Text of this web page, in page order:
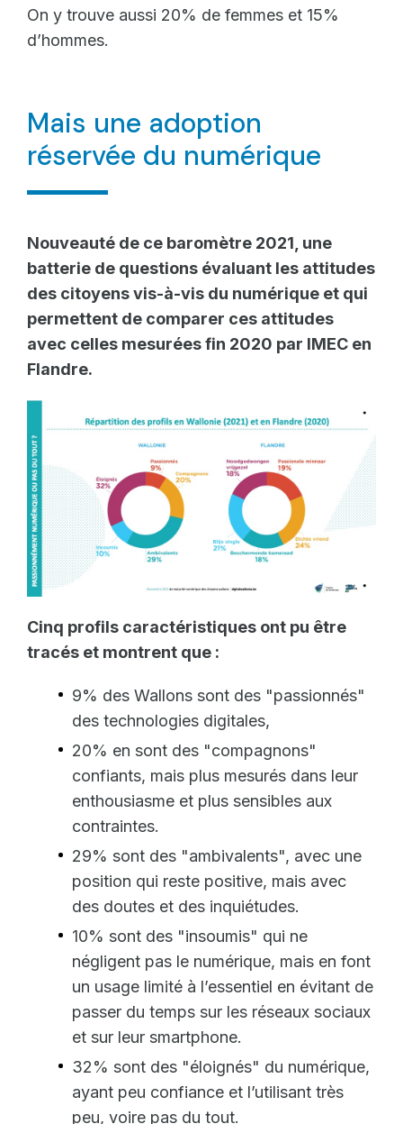
On y trouve aussi 20% de femmes et 15%
d’hommes.
Mais une adoption
réservée du numérique
Nouveauté de ce baromètre 2021, une
batterie de questions évaluant les attitudes
des citoyens vis-à-vis du numérique et qui
permettent de comparer ces attitudes
avec celles mesurées fin 2020 par IMEC en
Flandre.
Cinq profils caractéristiques ont pu être
tracés et montrent que :
9% des Wallons sont des "passionnés"
des technologies digitales,
20% en sont des "compagnons"
confiants, mais plus mesurés dans leur
enthousiasme et plus sensibles aux
contraintes.
29% sont des "ambivalents", avec une
position qui reste positive, mais avec
des doutes et des inquiétudes.
10% sont des "insoumis" qui ne
négligent pas le numérique, mais en font
un usage limité à l’essentiel en évitant de
passer du temps sur les réseaux sociaux
et sur leur smartphone.
32% sont des "éloignés" du numérique,
ayant peu confiance et l’utilisant très
peu, voire pas du tout.